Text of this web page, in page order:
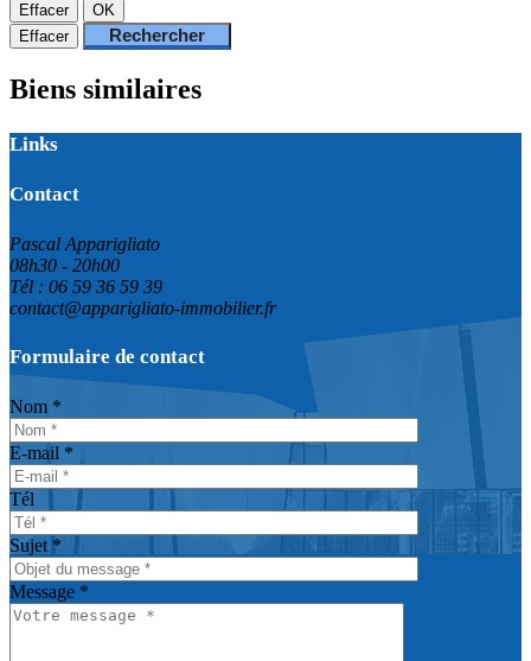
Effacer
OK
Effacer
Rechercher
Biens similaires
Links
Contact
Pascal Apparigliato
08h30 - 20h00
Tél : 06 59 36 59 39
contact@apparigliato-immobilier.fr
Formulaire de contact
Nom *
E-mail *
Tél
Sujet *
Message *